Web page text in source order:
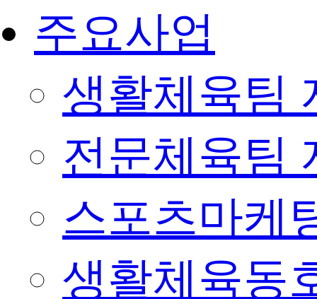
주요사업
생활체육팀
전문체육팀
스포츠마케
생활체육동